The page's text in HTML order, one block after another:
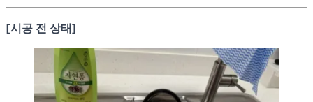
[시공 전 상태]